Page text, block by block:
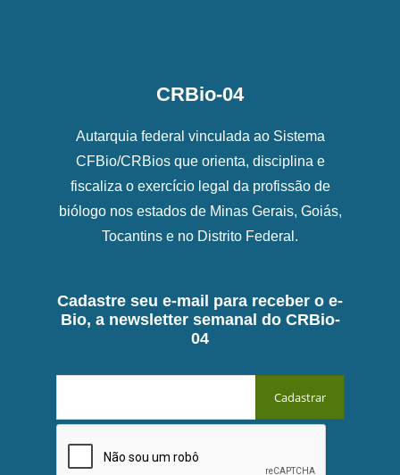
CRBio-04
Autarquia federal vinculada ao Sistema
CFBio/CRBios que orienta, disciplina e
fiscaliza o exercício legal da profissão de
biólogo nos estados de Minas Gerais, Goiás,
Tocantins e no Distrito Federal.
Cadastre seu e-mail para receber o e-
Bio, a newsletter semanal do CRBio-
04